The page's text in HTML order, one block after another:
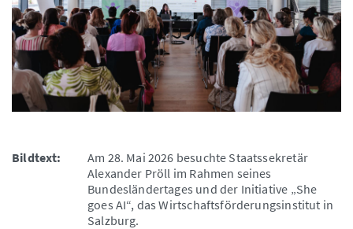
Bildtext:
Am 28. Mai 2026 besuchte Staatssekretär
Alexander Pröll im Rahmen seines
Bundesländertages und der Initiative „She
goes AI“, das Wirtschaftsförderungsinstitut in
Salzburg.